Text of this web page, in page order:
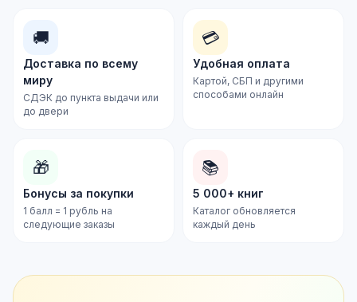
🚚
Доставка по всему
миру
СДЭК до пункта выдачи или
до двери
💳
Удобная оплата
Картой, СБП и другими
способами онлайн
🎁
Бонусы за покупки
1 балл = 1 рубль на
следующие заказы
📚
5 000+ книг
Каталог обновляется
каждый день